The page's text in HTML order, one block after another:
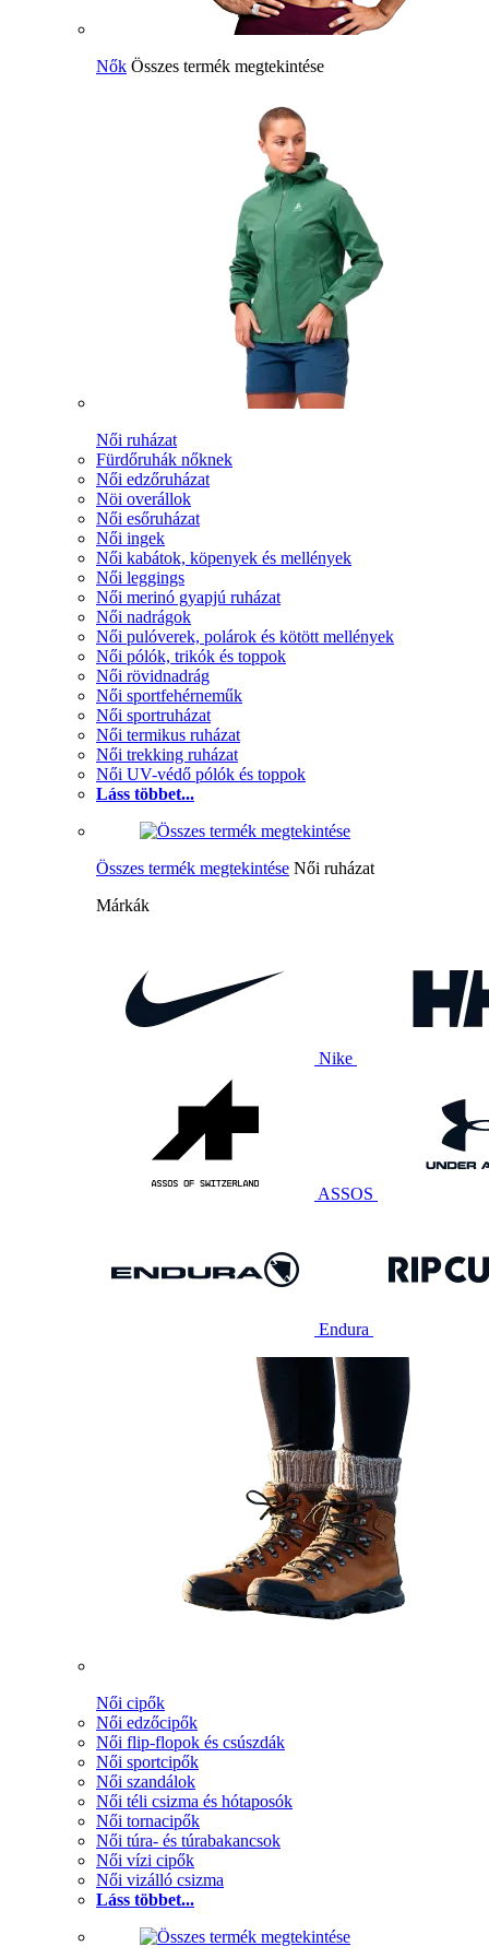
Nők Összes termék megtekintése
Női ruházat
Fürdőruhák nőknek
Női edzőruházat
Nöi overállok
Női esőruházat
Női ingek
Női kabátok, köpenyek és mellények
Női leggings
Női merinó gyapjú ruházat
Női nadrágok
Női pulóverek, polárok és kötött mellények
Női pólók, trikók és toppok
Női rövidnadrág
Női sportfehérneműk
Női sportruházat
Női termikus ruházat
Női trekking ruházat
Női UV-védő pólók és toppok
Láss többet...
Összes termék megtekintése Női ruházat
Márkák
Nike
ASSOS
Endura
Női cipők
Női edzőcipők
Női flip-flopok és csúszdák
Női sportcipők
Női szandálok
Női téli csizma és hótaposók
Női tornacipők
Női túra- és túrabakancsok
Női vízi cipők
Női vizálló csizma
Láss többet...